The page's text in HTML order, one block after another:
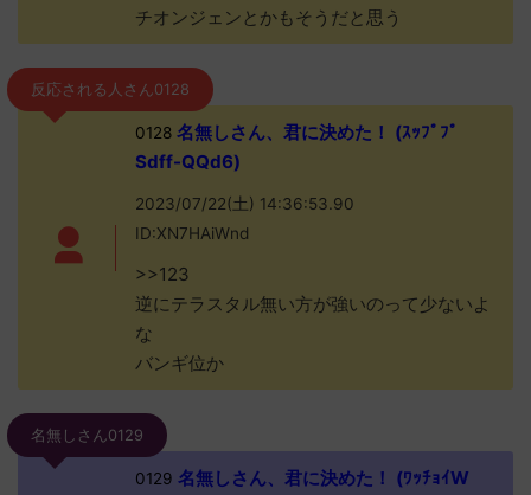
チオンジェンとかもそうだと思う
反応される人さん0128
0128名無しさん、君に決めた！ (ｽｯﾌﾟﾌﾟ
Sdff-QQd6)
2023/07/22(土) 14:36:53.90
ID:XN7HAiWnd
>>123
逆にテラスタル無い方が強いのって少ないよ
な
バンギ位か
名無しさん0129
0129 名無しさん、君に決めた！ (ﾜｯﾁｮｲW